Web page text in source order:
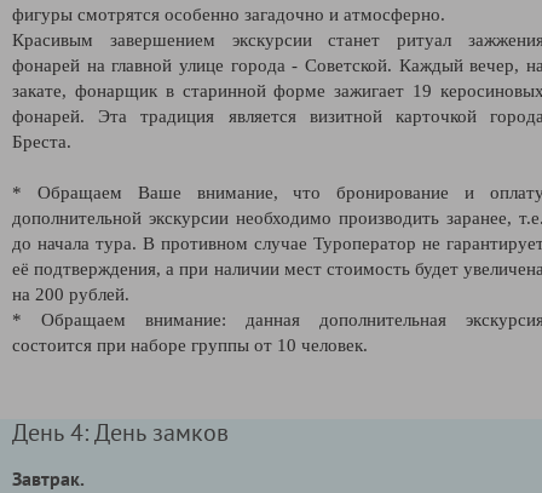
фигуры смотрятся особенно загадочно и атмосферно.
Красивым завершением экскурсии станет ритуал
фонарей на главной улице города - Советской. Каждый вечер,
закате, фонарщик в старинной форме зажигает 19
фонарей. Эта традиция является визитной карточкой
Бреста.
* Обращаем Ваше внимание, что бронирование и
дополнительной экскурсии необходимо производить заранее,
до начала тура. В противном случае Туроператор не
её подтверждения, а при наличии мест стоимость будет
на 200 рублей.
* Обращаем внимание: данная дополнительная
состоится при наборе группы от 10 человек.
День 4: День замков
Завтрак.